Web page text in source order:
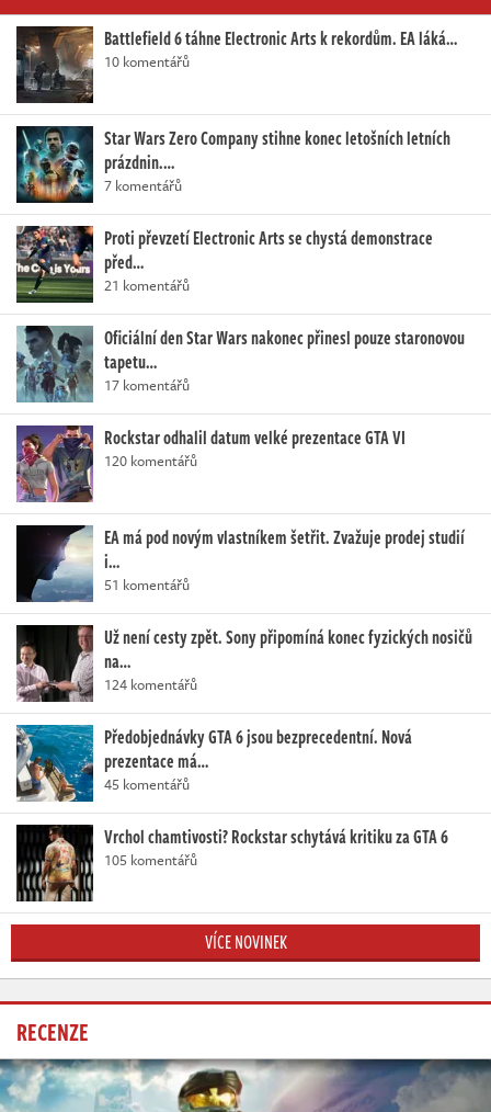
Battlefield 6 táhne Electronic Arts k rekordům. EA láká…
10 komentářů
Star Wars Zero Company stihne konec letošních letních
prázdnin.…
7 komentářů
Proti převzetí Electronic Arts se chystá demonstrace
před…
21 komentářů
Oficiální den Star Wars nakonec přinesl pouze staronovou
tapetu…
17 komentářů
Rockstar odhalil datum velké prezentace GTA VI
120 komentářů
EA má pod novým vlastníkem šetřit. Zvažuje prodej studií
i…
51 komentářů
Už není cesty zpět. Sony připomíná konec fyzických nosičů
na…
124 komentářů
Předobjednávky GTA 6 jsou bezprecedentní. Nová
prezentace má…
45 komentářů
Vrchol chamtivosti? Rockstar schytává kritiku za GTA 6
105 komentářů
VÍCE NOVINEK
RECENZE